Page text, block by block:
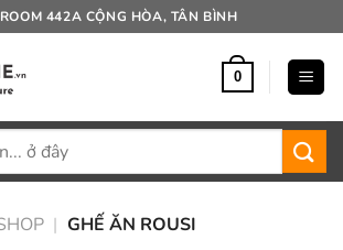
442A CỘNG HÒA, TÂN BÌNH
0
| GHẾ ĂN ROUSI